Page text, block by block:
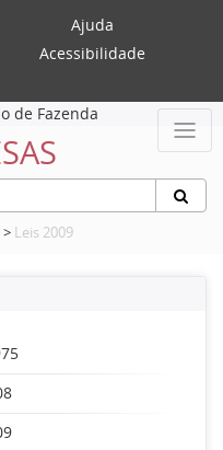
Ajuda
Acessibilidade
de Fazenda
> Leis 2009